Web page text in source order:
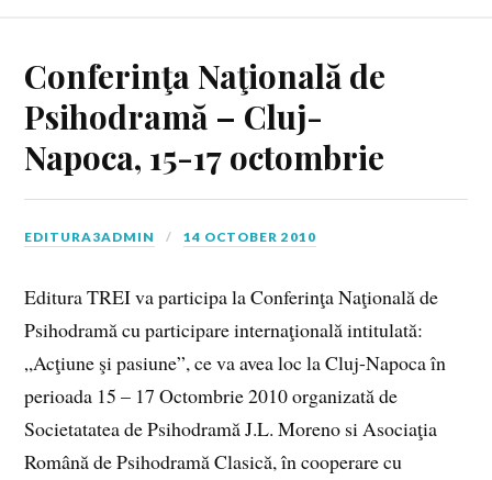
Conferinţa Naţională de
Psihodramă – Cluj-
Napoca, 15-17 octombrie
EDITURA3ADMIN 14 OCTOBER 2010
Editura TREI va participa la Conferinţa Naţională de
Psihodramă cu participare internaţională intitulată:
„Acţiune şi pasiune”, ce va avea loc la Cluj-Napoca în
perioada 15 – 17 Octombrie 2010 organizată de
Societatatea de Psihodramă J.L. Moreno si Asociaţia
Română de Psihodramă Clasică, în cooperare cu